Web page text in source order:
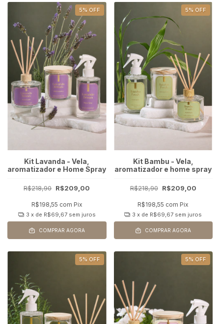
5% OFF
Kit Lavanda - Vela,
aromatizador e Home Spray
R$218,90 R$209,00
R$198,55 com Pix
3 x de R$69,67 sem juros
COMPRAR AGORA
5% OFF
Kit Bambu - Vela,
aromatizador e home spray
R$218,90 R$209,00
R$198,55 com Pix
3 x de R$69,67 sem juros
COMPRAR AGORA
5% OFF 5% OFF